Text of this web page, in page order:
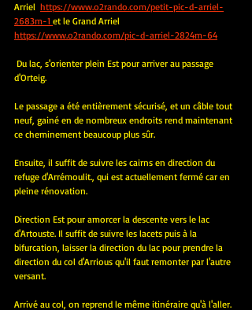
Arriel https://www.o2rando.com/petit-pic-d-arriel-
2683m-1 et le Grand Arriel
https://www.o2rando.com/pic-d-arriel-2824m-64
d'Orteig.
Le passage a été entièrement sécurisé, et un câble tout
neuf, gainé en de nombreux endroits rend maintenant
ce cheminement beaucoup plus sûr.
Ensuite, il suffit de suivre les cairns en direction du
refuge d'Arrémoulit., qui est actuellement fermé car en
pleine rénovation.
Direction Est pour amorcer la descente vers le lac
d'Artouste. Il suffit de suivre les lacets puis à la
bifurcation, laisser la direction du lac pour prendre la
direction du col d'Arrious qu'il faut remonter par l'autre
versant.
Arrivé au col, on reprend le même itinéraire qu'à l'aller.